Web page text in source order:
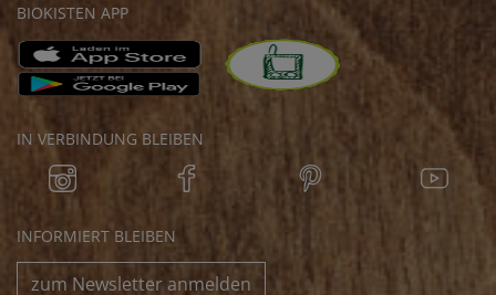
BIOKISTEN APP
IN VERBINDUNG BLEIBEN
INFORMIERT BLEIBEN
zum Newsletter anmelden